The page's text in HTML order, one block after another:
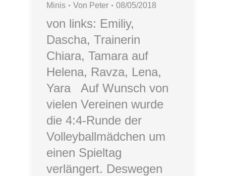
Minis Von Peter 08/05/2018
von links: Emiliy,
Dascha, Trainerin
Chiara, Tamara auf
Helena, Ravza, Lena,
Yara Auf Wunsch von
vielen Vereinen wurde
die 4:4-Runde der
Volleyballmädchen um
einen Spieltag
verlängert. Deswegen